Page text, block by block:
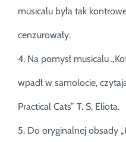
musicalu była tak
cenzurowały.
4. Na pomysł musicalu
wpadł w samolocie,
Practical Cats” T. S. Eliota.
5. Do oryginalnej obsady